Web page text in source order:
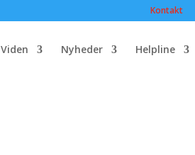
Kontakt
Viden Nyheder Helpline